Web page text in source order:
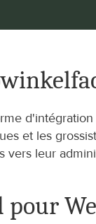
et les
vers leur
pour